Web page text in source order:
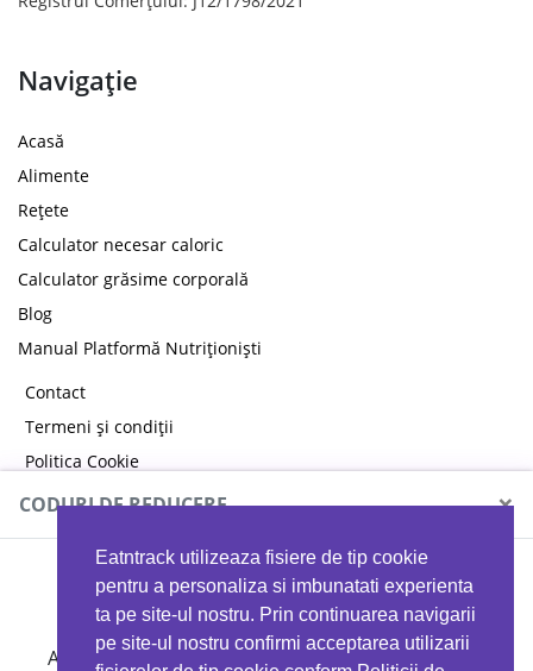
Eatntrack utilizeaza fisiere de tip cookie
pentru a personaliza si imbunatati experienta
ta pe site-ul nostru. Prin continuarea navigarii
pe site-ul nostru confirmi acceptarea utilizarii
Navigație
Acasă
Alimente
Rețete
Calculator necesar caloric
Calculator grăsime corporală
Blog
Manual Platformă Nutriționiști
Contact
Termeni și condiții
Politica Cookie
Politica de confidențialitate
CODURI DE REDUCERE ×
MYPROTEIN
Ai 40%reducere la orice comandă folosind codul